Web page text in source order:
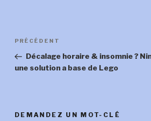
Navigation
l’article
Article
précédent
PRÉCÉDENT
Décalage horaire & insomnie ?
une solution a base de Lego
DEMANDEZ UN MOT-CLÉ